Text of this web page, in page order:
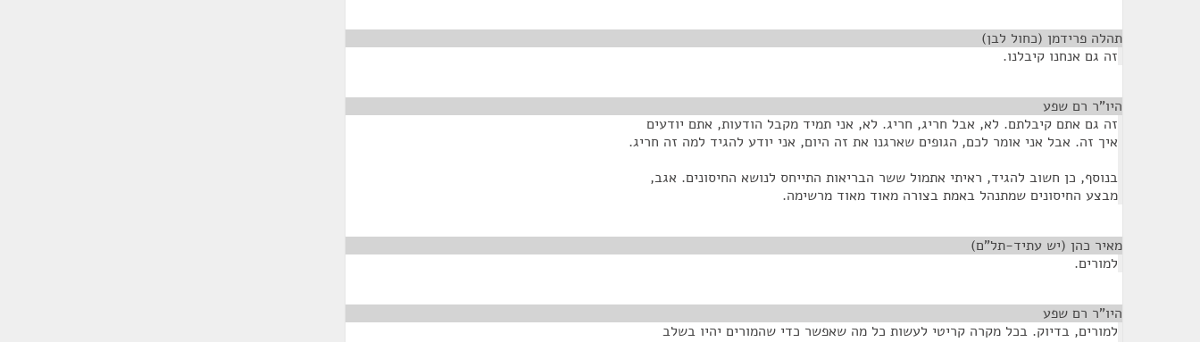
תהלה פרידמן (כחול לבן)
זה גם אנחנו קיבלנו.
היו"ר רם שפע
זה גם אתם קיבלתם. לא, אבל חריג, חריג. לא, אני תמיד מקבל הודעות, אתם יודעים
איך זה. אבל אני אומר לכם, הגופים שארגנו את זה היום, אני יודע להגיד למה זה חריג.
בנוסף, כן חשוב להגיד, ראיתי אתמול ששר הבריאות התייחס לנושא החיסונים. אגב,
מבצע החיסונים שמתנהל באמת בצורה מאוד מאוד מרשימה.
מאיר כהן (יש עתיד-תל"ם)
למורים.
היו"ר רם שפע
למורים, בדיוק. בכל מקרה קריטי לעשות כל מה שאפשר כדי שהמורים יהיו בשלב